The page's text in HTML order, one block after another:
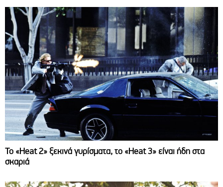
Το «Heat 2» ξεκινά γυρίσματα, το «Heat 3» είναι ήδη στα
σκαριά